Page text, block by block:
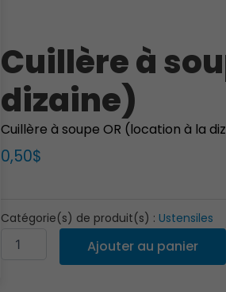
Cuillère à
dizaine)
Cuillère à soupe OR (location à la
0,50$
Catégorie(s) de produit(s) : Ustensiles
Ajouter au panier